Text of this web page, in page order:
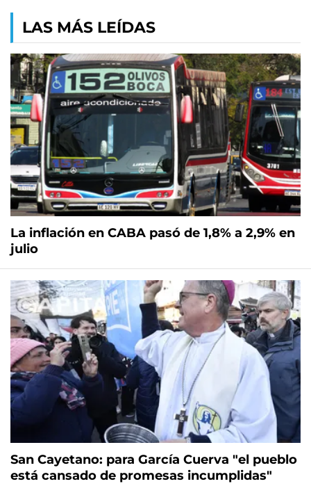
LAS MÁS LEÍDAS
La inflación en CABA pasó de 1,8% a 2,9% en
julio
San Cayetano: para García Cuerva "el pueblo
está cansado de promesas incumplidas"